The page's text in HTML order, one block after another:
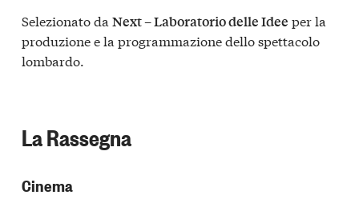
Selezionato da Next – Laboratorio delle Idee per la
produzione e la programmazione dello spettacolo
lombardo.
La Rassegna
Cinema